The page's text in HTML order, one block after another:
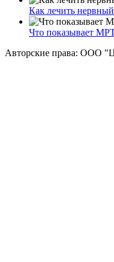
Как лечить
Что показывает
Авторские права: ООО